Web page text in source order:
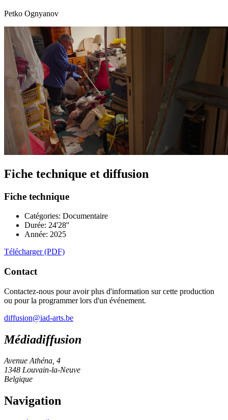
Petko Ognyanov
Fiche technique et diffusion
Fiche technique
Catégories: Documentaire
Durée: 24'28''
Année: 2025
Télécharger (PDF)
Contact
Contactez-nous pour avoir plus d'information sur cette production
ou pour la programmer lors d'un événement.
diffusion@iad-arts.be
Médiadiffusion
Avenue Athéna, 4
1348 Louvain-la-Neuve
Belgique
Navigation